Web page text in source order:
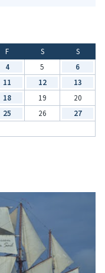
F S
S
4 5
6
11 12
13
18 19
20
25 26
27